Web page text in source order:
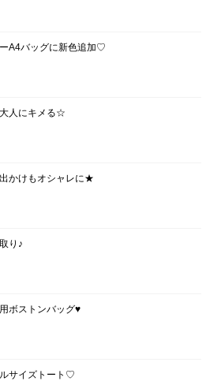
A4バッグに新色追加♡
人にキメる☆
かけもオシャレに★
り♪
ボストンバッグ♥
サイズトート♡